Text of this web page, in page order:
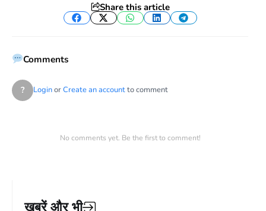
Share this article
Facebook
TwitterWhatsApp
LinkedInTelegram
Comments
? LoginorCreate an accountto comment
No comments yet. Be the first to comment!
खबरें और भी